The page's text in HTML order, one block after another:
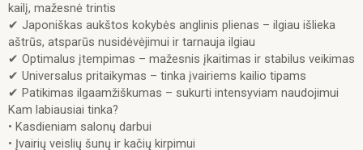
kailį, mažesnė trintis
✔ Japoniškas aukštos kokybės anglinis plienas – ilgiau išlieka
aštrūs, atsparūs nusidėvėjimui ir tarnauja ilgiau
✔ Optimalus įtempimas – mažesnis įkaitimas ir stabilus veikimas
✔ Universalus pritaikymas – tinka įvairiems kailio tipams
✔ Patikimas ilgaamžiškumas – sukurti intensyviam naudojimui
Kam labiausiai tinka?
• Kasdieniam salonų darbui
• Įvairių veislių šunų ir kačių kirpimui